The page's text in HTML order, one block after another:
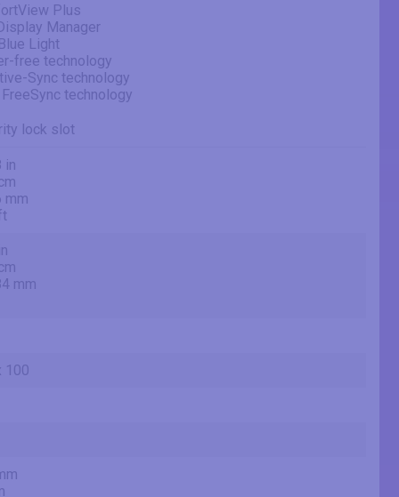
Plus
Manager
Light
free technology
Sync technology
technology
lock slot
in
mm
mm
100